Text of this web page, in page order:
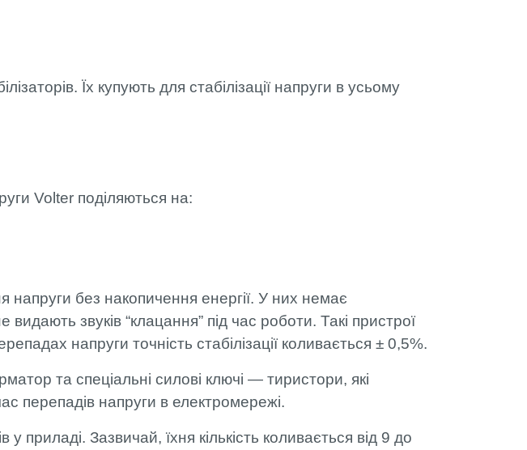
Їх купують для стабілізації напруги в усьому
Volter поділяються на:
напруги без накопичення енергії. У них немає
звуків “клацання” під час роботи. Такі пристрої
напруги точність стабілізації коливається ± 0,5%.
та спеціальні силові ключі — тиристори, які
перепадів напруги в електромережі.
приладі. Зазвичай, їхня кількість коливається від 9 до